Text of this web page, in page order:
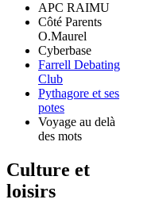
APC RAIMU
Côté Parents
O.Maurel
Cyberbase
Farrell Debating
Club
Pythagore et ses
potes
Voyage au delà
des mots
Culture et
loisirs